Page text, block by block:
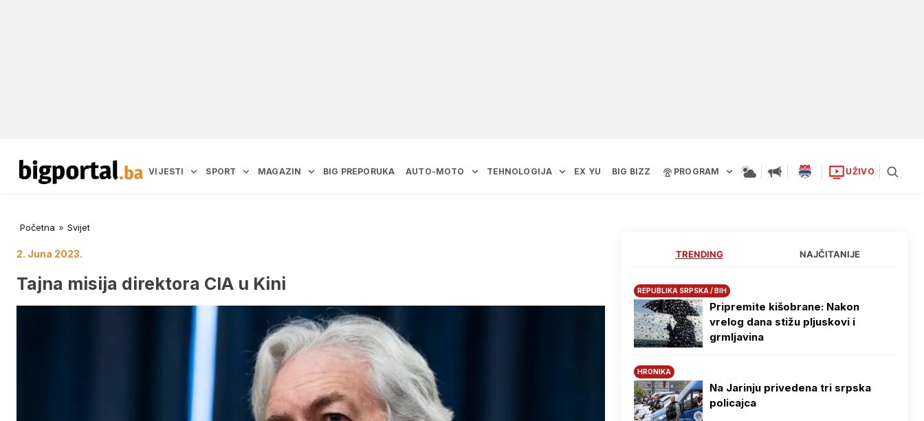
VIJESTI SPORT MAGAZIN BIG PREPORUKA AUTO-MOTO TEHNOLOGIJA EX YU BIG BIZZ PROGRAM UŽIVO
Početna » Svijet
2. Juna 2023.
Tajna misija direktora CIA u Kini
TRENDING NAJČITANIJE
REPUBLIKA SRPSKA / BIH
Pripremite kišobrane: Nakon
vrelog dana stižu pljuskovi i
grmljavina
HRONIKA
Na Јarinju privedena tri srpska
policajca